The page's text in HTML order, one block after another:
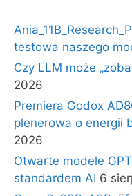
testowa naszego
Czy LLM może
2026
Premiera Godox
plenerowa o energii
2026
Otwarte modele
standardem AI 6